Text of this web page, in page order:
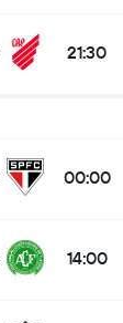
21:30
00:00
14:00